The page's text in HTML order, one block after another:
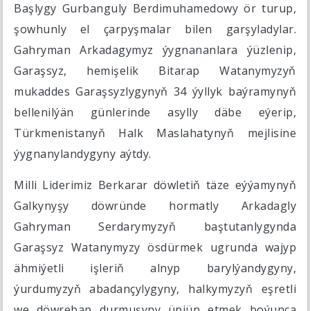
Başlygy Gurbanguly Berdimuhamedowy ör turup,
şowhunly el çarpyşmalar bilen garşyladylar.
Gahryman Arkadagymyz ýygnananlara ýüzlenip,
Garaşsyz, hemişelik Bitarap Watanymyzyň
mukaddes Garaşsyzlygynyň 34 ýyllyk baýramynyň
bellenilýän günlerinde asylly däbe eýerip,
Türkmenistanyň Halk Maslahatynyň mejlisine
ýygnanylandygyny aýtdy.
Milli Liderimiz Berkarar döwletiň täze eýýamynyň
Galkynyşy döwründe hormatly Arkadagly
Gahryman Serdarymyzyň baştutanlygynda
Garaşsyz Watanymyzy ösdürmek ugrunda wajyp
ähmiýetli işleriň alnyp barylýandygyny,
ýurdumyzyň abadançylygyny, halkymyzyň eşretli